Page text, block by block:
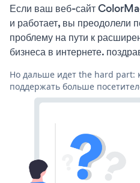
Если ваш веб-сайт
и работает, вы преодолели
проблему на пути к
бизнеса в интернете.
Но дальше идет the hard part:
поддержать больше